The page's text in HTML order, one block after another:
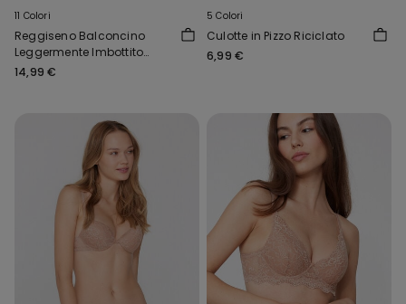
11 Colori
Reggiseno Balconcino
Leggermente Imbottito
Pizzo Riciclato Wien
14,99 €
5 Colori
Culotte in Pizzo Riciclato
6,99 €